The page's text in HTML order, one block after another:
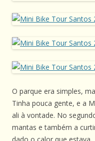
O parque era simples,
Tinha pouca gente, e a
ali à vontade. No
mantas e também a